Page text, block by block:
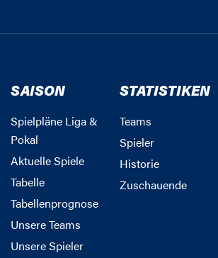
SAISON
Spielpläne Liga &
Pokal
Aktuelle Spiele
Tabelle
Tabellenprognose
Unsere Teams
Unsere Spieler
STATISTIKEN
Teams
Spieler
Historie
Zuschauende